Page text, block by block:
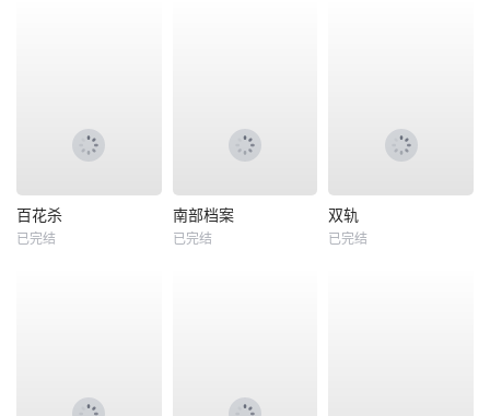
百花杀
已完结
南部档案
已完结
双轨
已完结